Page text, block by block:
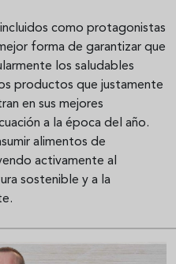
como protagonistas
forma de garantizar que
los saludables
productos que justamente
en sus mejores
a la época del año.
alimentos de
activamente al
sostenible y a la